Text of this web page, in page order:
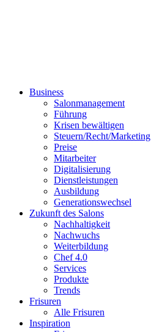
Business
Salonmanagement
Führung
Krisen bewältigen
Steuern/Recht/Marketing
Preise
Mitarbeiter
Digitalisierung
Dienstleistungen
Ausbildung
Generationswechsel
Zukunft des Salons
Nachhaltigkeit
Nachwuchs
Weiterbildung
Chef 4.0
Services
Produkte
Trends
Frisuren
Alle Frisuren
Inspiration